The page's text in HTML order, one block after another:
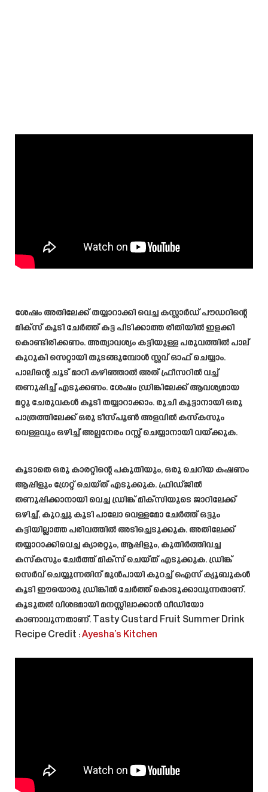
ശേഷം അതിലേക്ക് തയ്യാറാക്കി വെച്ച കസ്റ്റാർഡ് പൗഡറിന്റെ
മിക്സ് കൂടി ചേർത്ത് കട്ട പിടിക്കാത്ത രീതിയിൽ ഇളക്കി
കൊണ്ടിരിക്കണം. അത്യാവശ്യം കട്ടിയുള്ള പരുവത്തിൽ പാല്
കുറുകി സെറ്റായി തുടങ്ങുമ്പോൾ സ്റ്റവ് ഓഫ് ചെയ്യാം.
പാലിന്റെ ചൂട് മാറി കഴിഞ്ഞാൽ അത് ഫ്രീസറിൽ വച്ച്
തണുപ്പിച്ച് എടുക്കണം. ശേഷം ഡ്രിങ്കിലേക്ക് ആവശ്യമായ
മറ്റു ചേരുവകൾ കൂടി തയ്യാറാക്കാം. രുചി കൂട്ടാനായി ഒരു
പാത്രത്തിലേക്ക് ഒരു ടീസ്പൂൺ അളവിൽ കസ്കസും
വെള്ളവും ഒഴിച്ച് അല്പനേരം റസ്റ്റ് ചെയ്യാനായി വയ്ക്കുക.
കൂടാതെ ഒരു കാരറ്റിന്റെ പകുതിയും, ഒരു ചെറിയ കഷണം
ആപ്പിളും ഗ്രേറ്റ് ചെയ്ത് എടുക്കുക. ഫ്രിഡ്ജിൽ
തണുപ്പിക്കാനായി വെച്ച ഡ്രിങ്ക് മിക്സിയുടെ ജാറിലേക്ക്
ഒഴിച്ച്, കുറച്ചു കൂടി പാലോ വെള്ളമോ ചേർത്ത് ഒട്ടും
കട്ടിയില്ലാത്ത പരിവത്തിൽ അടിച്ചെടുക്കുക. അതിലേക്ക്
തയ്യാറാക്കിവെച്ച ക്യാരറ്റും, ആപ്പിളും, കുതിർത്തിവച്ച
കസ്കസും ചേർത്ത് മിക്സ് ചെയ്ത് എടുക്കുക. ഡ്രിങ്ക്
സെർവ് ചെയ്യുന്നതിന് മുൻപായി കുറച്ച് ഐസ് ക്യൂബുകൾ
കൂടി ഈയൊരു ഡ്രിങ്കിൽ ചേർത്ത് കൊടുക്കാവുന്നതാണ്.
കൂടുതൽ വിശദമായി മനസ്സിലാക്കാൻ വീഡിയോ
കാണാവുന്നതാണ്. Tasty Custard Fruit Summer Drink
Recipe Credit :Ayesha’s Kitchen